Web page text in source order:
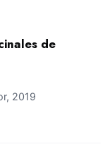
de
2019